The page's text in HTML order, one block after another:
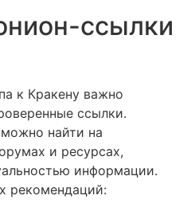
ссылки
к Кракену важно
ссылки.
найти на
и ресурсах,
информации.
рекомендаций: